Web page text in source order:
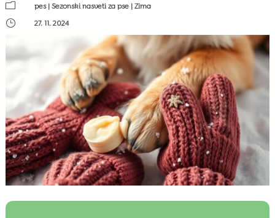
m pes|Sezonski nasveti za pse |Zima
}
27. 11. 2024